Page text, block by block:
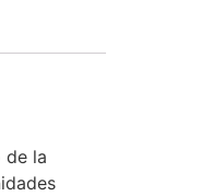
de la